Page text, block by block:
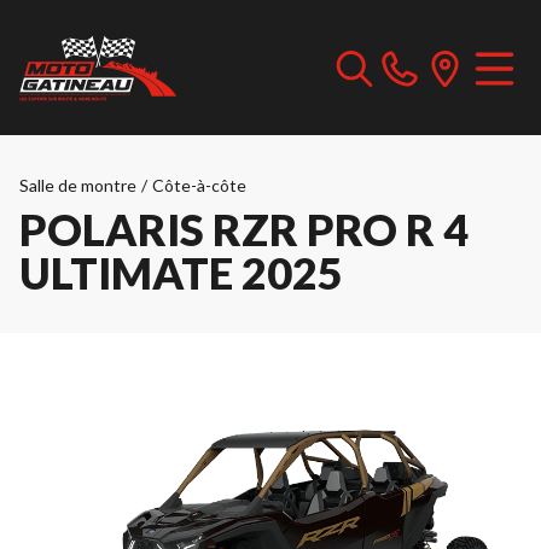
Salle de montre / Côte-à-côte
POLARIS RZR PRO R 4
ULTIMATE 2025